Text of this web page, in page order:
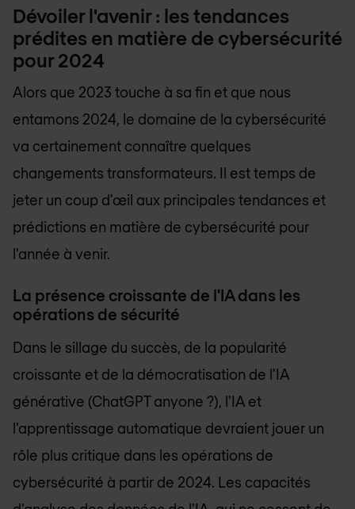
Dévoiler l'avenir : les tendances
prédites en matière de cybersécurité
pour 2024
Alors que 2023 touche à sa fin et que nous
entamons 2024, le domaine de la cybersécurité
va certainement connaître quelques
changements transformateurs. Il est temps de
jeter un coup d'œil aux principales tendances et
prédictions en matière de cybersécurité pour
l'année à venir.
La présence croissante de l'IA dans les
opérations de sécurité
Dans le sillage du succès, de la popularité
croissante et de la démocratisation de l'IA
générative (ChatGPT anyone ?), l'IA et
l'apprentissage automatique devraient jouer un
rôle plus critique dans les opérations de
cybersécurité à partir de 2024. Les capacités